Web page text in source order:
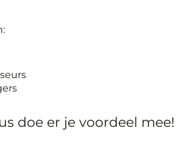
doe er je voordeel mee!